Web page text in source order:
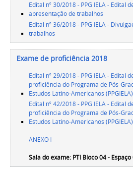
Edital nº 30/2018 - PPG IELA - Edital
apresentação de trabalhos
Edital nº 36/2018 - PPG IELA -
trabalhos
Exame de proficiência 2018
Edital nº 29/2018 - PPG IELA - Edital
proficiência do Programa de Pós-
Estudos Latino-Americanos (PPGIELA)
Edital nº 42/2018 - PPG IELA - Edital
proficiência do Programa de Pós-
Estudos Latino-Americanos (PPGIELA)
ANEXO I
Sala do exame: PTI Bloco 04 - Espaço